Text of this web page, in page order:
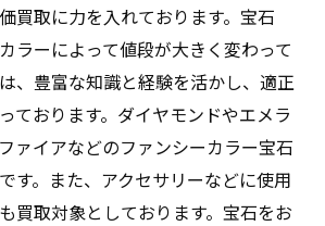
買取に力を入れております。宝石
ラーによって値段が大きく変わって
、豊富な知識と経験を活かし、適正
ております。ダイヤモンドやエメラ
ァイアなどのファンシーカラー宝石
す。また、アクセサリーなどに使用
買取対象としております。宝石をお